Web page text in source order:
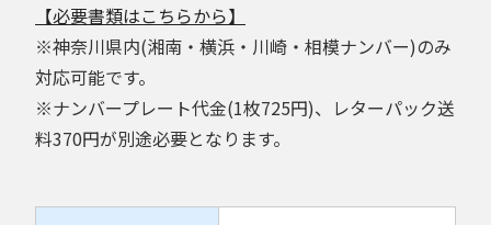
【必要書類はこちらから】
※神奈川県内(湘南・横浜・川崎・相模ナンバー)のみ
対応可能です。
※ナンバープレート代金(1枚725円)、レターパック送
料370円が別途必要となります。